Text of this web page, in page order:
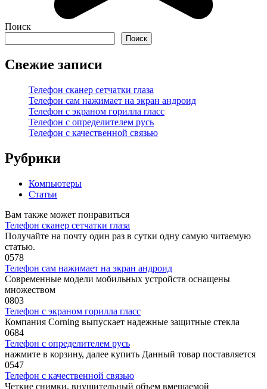
Поиск
Поиск
Свежие записи
Телефон сканер сетчатки глаза
Телефон сам нажимает на экран андроид
Телефон с экраном горилла гласс
Телефон с определителем русь
Телефон с качественной связью
Рубрики
Компьютеры
Статьи
Вам также может понравиться
Телефон сканер сетчатки глаза
Получайте на почту один раз в сутки одну самую читаемую
статью.
0578
Телефон сам нажимает на экран андроид
Современные модели мобильных устройств оснащены
множеством
0803
Телефон с экраном горилла гласс
Компания Corning выпускает надежные защитные стекла
0684
Телефон с определителем русь
нажмите в корзину, далее купить Данный товар поставляется
0547
Телефон с качественной связью
Четкие снимки, внушительный объем вмещаемой